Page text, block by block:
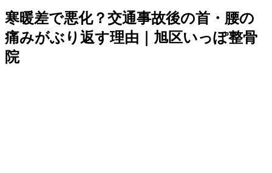
寒暖差で悪化？交通事故後の首・腰の
痛みがぶり返す理由｜旭区いっぽ整骨
院